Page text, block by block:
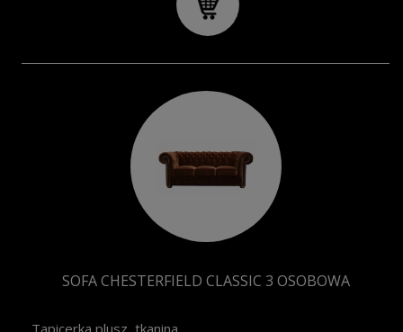
SOFA CHESTERFIELD CLASSIC 3 OSOBOWA